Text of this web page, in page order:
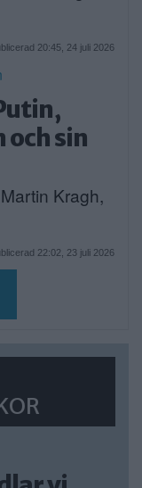
20:45, 24 juli 2026
sin
Kragh,
22:02, 23 juli 2026